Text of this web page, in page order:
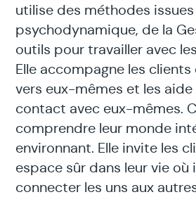
utilise des méthodes
psychodynamique, de la
outils pour travailler avec
Elle accompagne les clients
vers eux-mêmes et les aide
contact avec eux-mêmes.
comprendre leur monde
environnant. Elle invite les
espace sûr dans leur vie où
connecter les uns aux